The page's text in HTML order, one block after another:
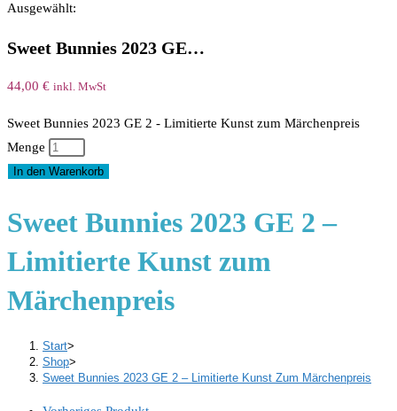
Ausgewählt:
Sweet Bunnies 2023 GE…
44,00 € inkl. MwSt
Sweet Bunnies 2023 GE 2 - Limitierte Kunst zum Märchenpreis
Menge
In den Warenkorb
Sweet Bunnies 2023 GE 2 –
Limitierte Kunst zum
Märchenpreis
Start>
Shop>
Sweet Bunnies 2023 GE 2 – Limitierte Kunst Zum Märchenpreis